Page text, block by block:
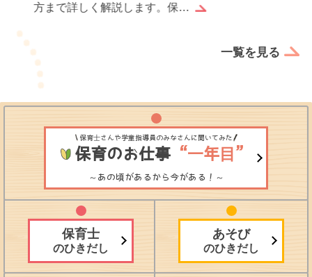
方まで詳しく解説します。保…
一覧を見る
保育士さんや学童指導員のみなさんに聞いてみた
保育のお仕事“一年目”
～あの頃があるから今がある！～
保育士
のひきだし
あそび
のひきだし